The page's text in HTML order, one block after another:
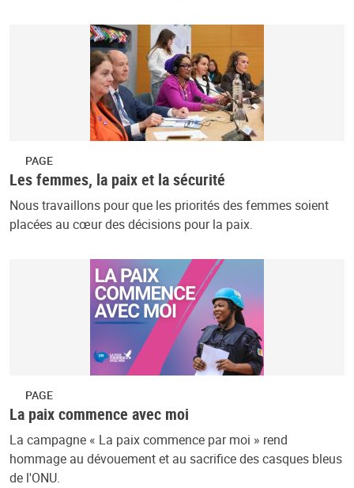
PAGE
Les femmes, la paix et la sécurité
Nous travaillons pour que les priorités des femmes soient
placées au cœur des décisions pour la paix.
PAGE
La paix commence avec moi
La campagne « La paix commence par moi » rend
hommage au dévouement et au sacrifice des casques bleus
de l'ONU.